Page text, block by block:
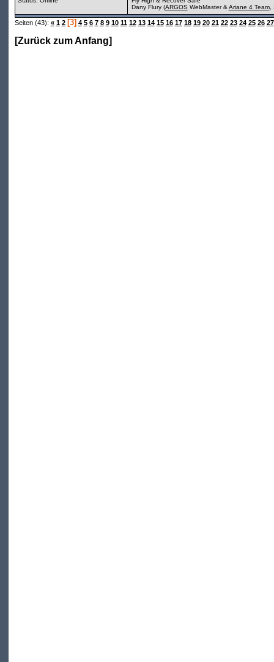
Dany Flury (ARGOSWebMaster &Ariane 4 Team,
Seiten (43): « 1 2 [3] 4 5 6 7 8 9 10 11 12 13 14 15 16 17 18 19 20 21 22 23 24 25 26 27
[Zurück zum Anfang]